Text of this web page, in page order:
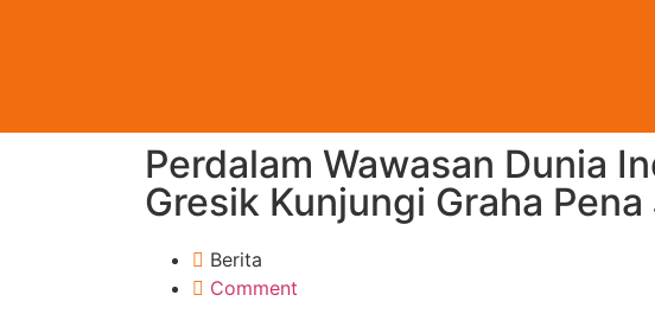
Perdalam Wawasan Dunia
Gresik Kunjungi Graha Pena
Berita
Comment